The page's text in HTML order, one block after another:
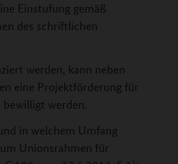
Einstufung gemäß
des schriftlichen
werden, kann neben
eine Projektförderung für
bewilligt werden.
in welchem Umfang
Unionsrahmen für